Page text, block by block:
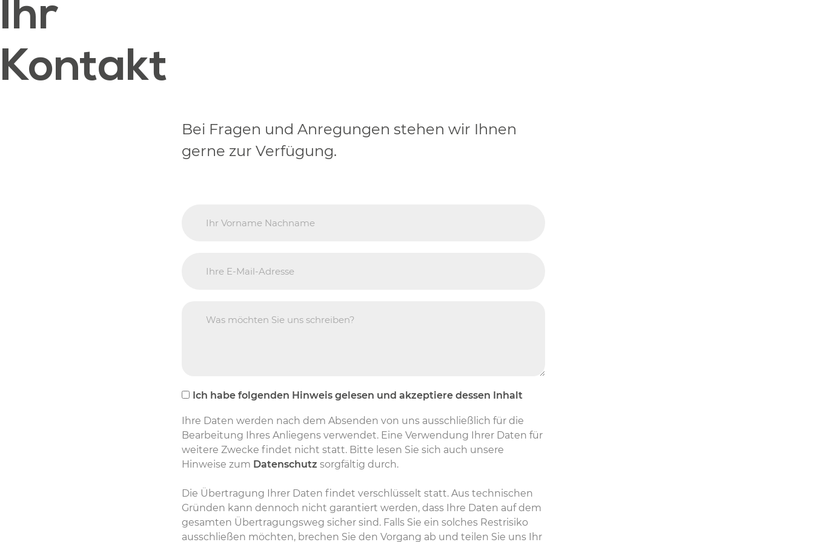
Ihr
Kontakt
Bei Fragen und Anregungen stehen wir Ihnen
gerne zur Verfügung.
Ich habe folgenden Hinweis gelesen und akzeptiere dessen Inhalt
Ihre Daten werden nach dem Absenden von uns ausschließlich für die
Bearbeitung Ihres Anliegens verwendet. Eine Verwendung Ihrer Daten für
weitere Zwecke findet nicht statt. Bitte lesen Sie sich auch unsere
Hinweise zum Datenschutz sorgfältig durch.
Die Übertragung Ihrer Daten findet verschlüsselt statt. Aus technischen
Gründen kann dennoch nicht garantiert werden, dass Ihre Daten auf dem
gesamten Übertragungsweg sicher sind. Falls Sie ein solches Restrisiko
ausschließen möchten, brechen Sie den Vorgang ab und teilen Sie uns Ihr